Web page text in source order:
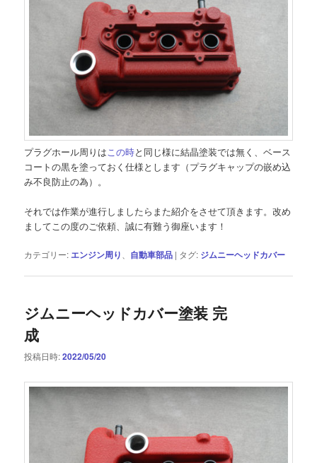
プラグホール周りは この時と同じ様に結晶塗装では無く、ベース
コートの黒を塗っておく仕様とします（プラグキャップの嵌め込
み不良防止の為）。
それでは作業が進行しましたらまた紹介をさせて頂きます。改め
ましてこの度のご依頼、誠に有難う御座います！
カテゴリー: エンジン周り 自動車部品 | タグ: ジムニーヘッドカバー
ジムニーヘッドカバー塗装 完
成
投稿日時:2022/05/20